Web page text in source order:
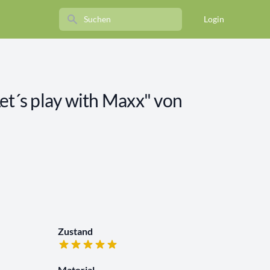
Search Login
play with Maxx" von
Zustand